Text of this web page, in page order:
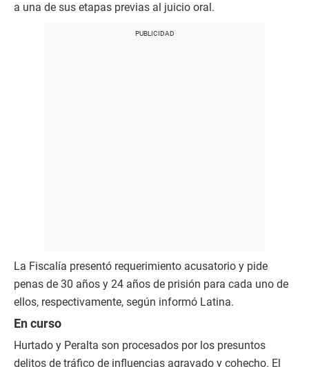
a una de sus etapas previas al juicio oral.
La Fiscalía presentó requerimiento acusatorio y pide
penas de 30 años y 24 años de prisión para cada uno de
ellos, respectivamente, según informó Latina.
En curso
Hurtado y Peralta son procesados por los presuntos
delitos de tráfico de influencias agravado y cohecho. El